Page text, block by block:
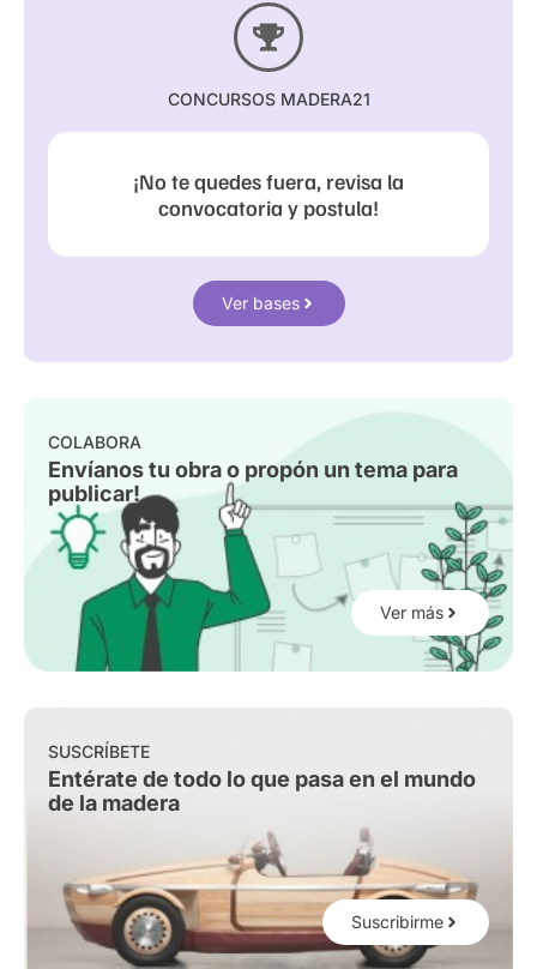
CONCURSOS MADERA21
¡No te quedes fuera, revisa la
convocatoria y postula!
Ver bases
COLABORA
Envíanos tu obra o propón un tema para
publicar!
Ver más
SUSCRÍBETE
Entérate de todo lo que pasa en el mundo
de la madera
Suscribirme